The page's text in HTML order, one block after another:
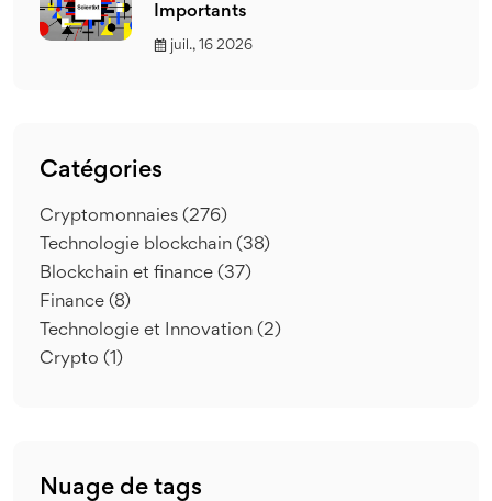
Importants
juil., 16 2026
Catégories
Cryptomonnaies (276)
Technologie blockchain (38)
Blockchain et finance (37)
Finance (8)
Technologie et Innovation (2)
Crypto (1)
Nuage de tags